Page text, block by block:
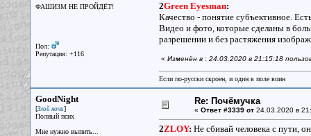
ФАШИЗМ НЕ ПРОЙДЁТ!
Пол:
Репутация: +116
2Green Eyesman:
Качество - понятие субъективное.
Видео и фото, которые сделаны в
разрешении и без растяжения
« Изменён в : 24.03.2020 в 21:15:18
Если по-русски скроен, и один в поле воин
GoodNight
[Злой ночи]
Полный псих
Мне нужно выпить...
Re: Почёмучка
« Ответ #3339 от24.03.2020 в
2ZLOY: Не сбивай человека с пути,